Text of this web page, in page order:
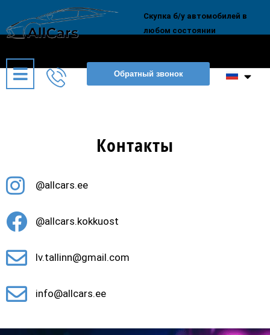
Скупка б/у автомобилей в
любом состоянии
Обратный звонок
Контакты
@allcars.ee
@allcars.kokkuost
lv.tallinn@gmail.com
info@allcars.ee